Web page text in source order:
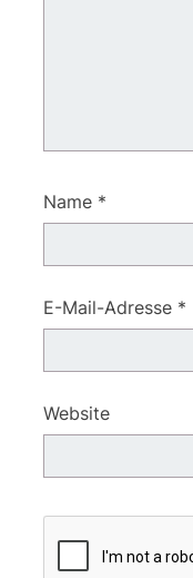
Name *
E-Mail-Adresse *
Website